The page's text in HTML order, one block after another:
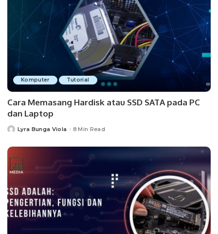
Komputer Tutorial
Cara Memasang Hardisk atau SSD SATA pada PC
dan Laptop
PostedLyra Bunga Viola 8 Min Read